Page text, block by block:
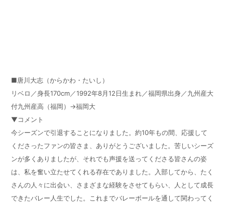
■唐川大志（からかわ・たいし）
リベロ／身長170cm／1992年8月12日生まれ／福岡県出身／九州産大
付九州産高（福岡）→福岡大
▼コメント
今シーズンで引退することになりました。約10年もの間、応援して
くださったファンの皆さま、ありがとうございました。苦しいシーズ
ンが多くありましたが、それでも声援を送ってくださる皆さんの姿
は、私を奮い立たせてくれる存在でありました。入部してから、たく
さんの人々に出会い、さまざまな経験をさせてもらい、人として成長
できたバレー人生でした。これまでバレーボールを通して関わってく